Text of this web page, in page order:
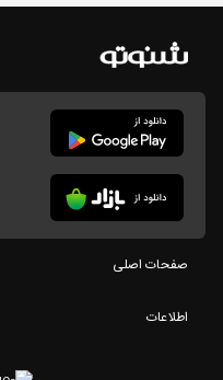
صفحات اصلی
اطلاعات